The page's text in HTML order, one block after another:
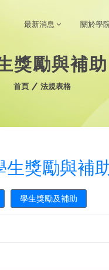
最新消息 關於學
獎勵與補助
首頁 法規表格
生獎勵與補
學生獎勵及補助